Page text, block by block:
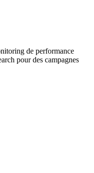
de performance
pour des campagnes